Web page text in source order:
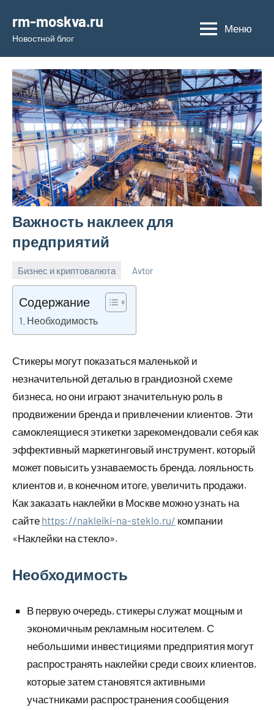
содержимому
rm-moskva.ru
Новостной блог
Меню
Важность наклеек для
предприятий
Бизнес и криптовалюта
2023
Avtor
Содержание
Необходимость
Стикеры могут показаться маленькой и
незначительной деталью в грандиозной схеме
бизнеса, но они играют значительную роль в
продвижении бренда и привлечении клиентов. Эти
самоклеящиеся этикетки зарекомендовали себя как
эффективный маркетинговый инструмент, который
может повысить узнаваемость бренда, лояльность
клиентов и, в конечном итоге, увеличить продажи.
Как заказать наклейки в Москве можно узнать на
сайте https://nakleiki-na-steklo.ru/ компании
«Наклейки на стекло».
Необходимость
В первую очередь, стикеры служат мощным и
экономичным рекламным носителем. С
небольшими инвестициями предприятия могут
распространять наклейки среди своих клиентов,
которые затем становятся активными
участниками распространения сообщения